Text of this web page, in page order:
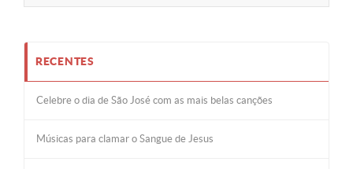
RECENTES
Celebre o dia de São José com as mais belas canções
Músicas para clamar o Sangue de Jesus